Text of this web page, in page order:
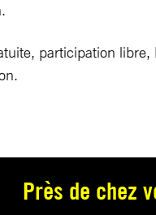
participation libre,
Près de chez